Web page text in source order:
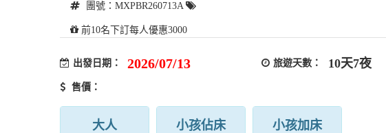
團號：MXPBR260713A
前10名下訂每人優惠3000
出發日期： 2026/07/13 旅遊天數： 10天7夜
售價：
大人 小孩佔床 小孩加床